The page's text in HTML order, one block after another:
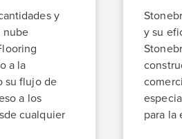
y
nube
a la
su flujo de
a los
cualquier
y su
para la